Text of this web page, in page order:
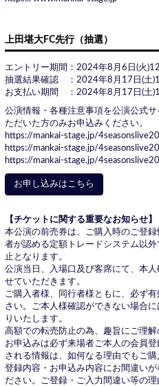
上田堪大FC先行（抽選）
エントリー期間：2024年8月6日(火
抽選結果確認 ：2024年8月17日(土
お支払い期間 ：2024年8月17日(土
公演情報・各種注意事項を公演公式
ただいた方のみお申込みください。
https://mankai-stage.jp/
https://mankai-stage.jp/
https://mankai-stage.jp/
お申し込みはこちら
【チケットに関する重要なお知らせ】
本公演の前売券は、ご購入時のご登
者が認める定額トレードシステム以
止となります。
公演当日、入場口及び客席にて、本
せていただきます。
ご購入者様、同行者様ともに、必ず
さい。ご本人様確認ができない場合
りいたします。
高額での転売防止の為、趣旨にご理
お申込みは必ず来場者ご本人の会員
される情報は、如何なる理由でもご
登録内容・お申込み内容にお間違い
ださい。ご登録・ご入力間違い等の